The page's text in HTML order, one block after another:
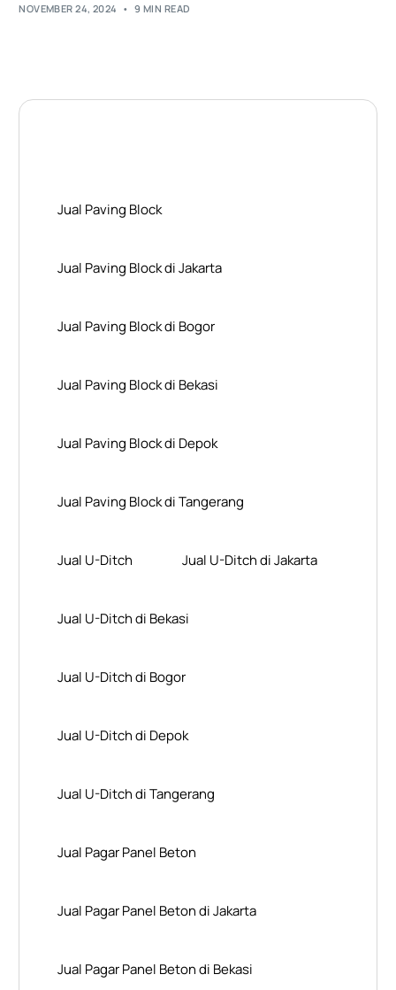
NOVEMBER 24, 2024 9 MIN READ
Jual Paving Block
Jual Paving Block di Jakarta
Jual Paving Block di Bogor
Jual Paving Block di Bekasi
Jual Paving Block di Depok
Jual Paving Block di Tangerang
Jual U-Ditch Jual U-Ditch di Jakarta
Jual U-Ditch di Bekasi
Jual U-Ditch di Bogor
Jual U-Ditch di Depok
Jual U-Ditch di Tangerang
Jual Pagar Panel Beton
Jual Pagar Panel Beton di Jakarta
Jual Pagar Panel Beton di Bekasi